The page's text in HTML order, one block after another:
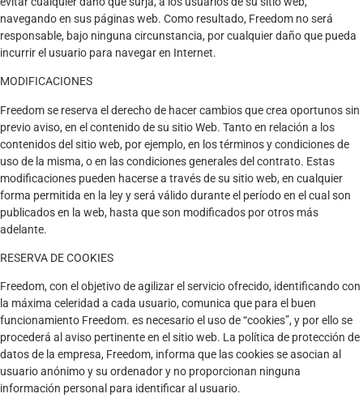
navegando en sus páginas web. Como resultado, Freedom no será
responsable, bajo ninguna circunstancia, por cualquier daño que pueda
incurrir el usuario para navegar en Internet.
MODIFICACIONES
Freedom se reserva el derecho de hacer cambios que crea oportunos sin
previo aviso, en el contenido de su sitio Web. Tanto en relación a los
contenidos del sitio web, por ejemplo, en los términos y condiciones de
uso de la misma, o en las condiciones generales del contrato. Estas
modificaciones pueden hacerse a través de su sitio web, en cualquier
forma permitida en la ley y será válido durante el período en el cual son
publicados en la web, hasta que son modificados por otros más
adelante.
RESERVA DE COOKIES
Freedom, con el objetivo de agilizar el servicio ofrecido, identificando con
la máxima celeridad a cada usuario, comunica que para el buen
funcionamiento Freedom. es necesario el uso de “cookies”, y por ello se
procederá al aviso pertinente en el sitio web. La política de protección de
datos de la empresa, Freedom, informa que las cookies se asocian al
usuario anónimo y su ordenador y no proporcionan ninguna
información personal para identificar al usuario.